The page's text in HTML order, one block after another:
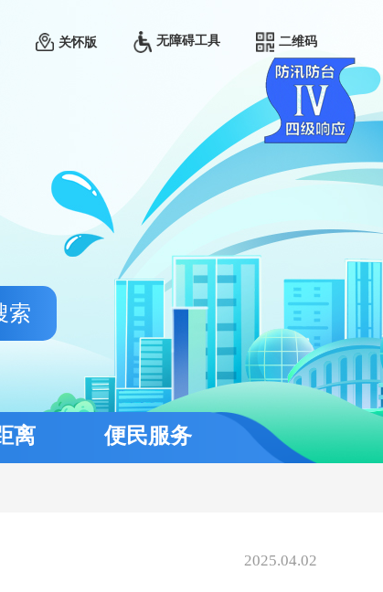
关怀版 无障碍工具 二维码
索
离 便民服务
2025.04.02